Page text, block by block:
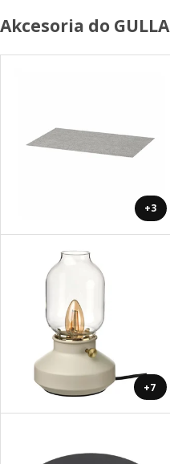
Akcesoria do
+3
+7